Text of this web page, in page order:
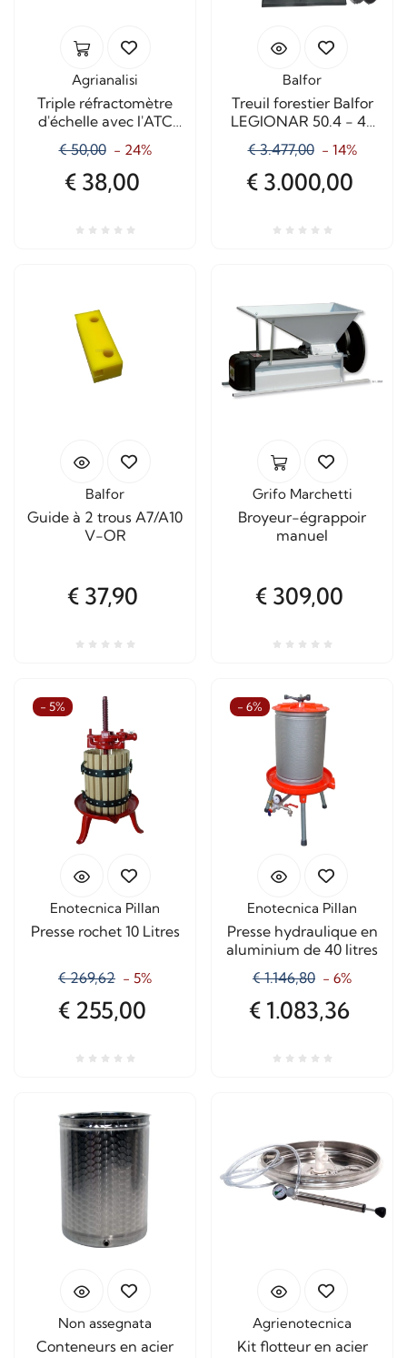
Agrianalisi
Triple réfractomètre
d'échelle avec l'ATC
€ 50,00 - 24%
€ 38,00
Balfor
Treuil forestier Balfor
LEGIONAR 50.4 - 40
€ 3.477,00 - 14%
€ 3.000,00
Balfor
Guide à 2 trous A7/A10
V-OR
€ 37,90
Grifo Marchetti
Broyeur-égrappoir
manuel
€ 309,00
- 5%
Enotecnica Pillan
Presse rochet 10 Litres
€ 269,62 - 5%
€ 255,00
- 6%
Enotecnica Pillan
Presse hydraulique en
aluminium de 40 litres
€ 1.146,80 - 6%
€ 1.083,36
Non assegnata
Conteneurs en acier
Agrienotecnica
Kit flotteur en acier